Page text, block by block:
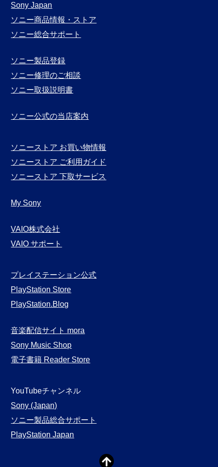
Sony Japan
ソニー商品情報・ストア
ソニー総合サポート
ソニー製品登録
ソニー修理のご相談
ソニー取扱説明書
ソニー公式の当店案内
ソニーストア お買い物情報
ソニーストア ご利用ガイド
ソニーストア 下取サービス
My Sony
VAIO株式会社
VAIO サポート
プレイステーション公式
PlayStation Store
PlayStation.Blog
音楽配信サイト mora
Sony Music Shop
電子書籍 Reader Store
YouTubeチャンネル
Sony (Japan)
ソニー製品総合サポート
PlayStation Japan